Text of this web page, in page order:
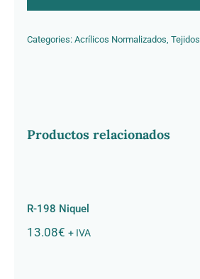
Categories: Acrílicos Normalizados Tejidos
Productos relacionados
R-198 Niquel
13.08€ + IVA